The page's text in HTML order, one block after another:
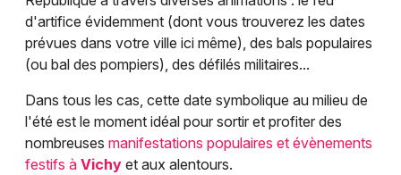
d'artifice évidemment (dont vous trouverez les dates
prévues dans votre ville ici même), des bals populaires
(ou bal des pompiers), des défilés militaires...
Dans tous les cas, cette date symbolique au milieu de
l'été est le moment idéal pour sortir et profiter des
nombreuses manifestations populaires et évènements
festifs à Vichy et aux alentours.